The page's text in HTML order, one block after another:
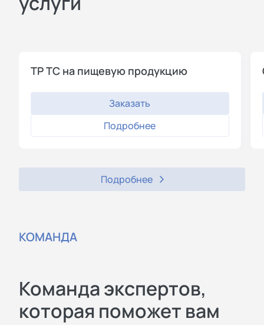
ТР ТС на пищевую продукцию
Заказать
Подробнее
Подробнее
КОМАНДА
Команда экспертов,
которая поможет вам